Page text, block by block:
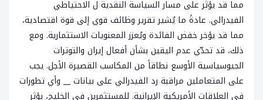
مما قد يؤثر على مسار السياسة النقدية ل الاحتياطي
الفيدرالي. عادةً ما يُشير تقرير وظائف قوي إلى قوة اقتصادية،
مما قد يؤخر خفض الفائدة ويُعزز المعنويات الاستثمارية. ومع
ذلك، قد تحدّي عدم اليقين بشأن أفعال إيران والتوترات
الجيوسياسية الأوسع نطاقاً من المكاسب القصيرة الأجل. يجب
على المتعاملين مراقبة رد الفيدرالي على بيانات __ وأي تطورات
في العلاقات الأمريكية الإيرانية. للمستثمرين في الخليج، يؤثر